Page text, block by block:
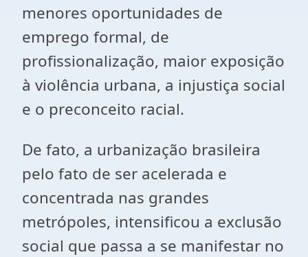
menores oportunidades de
emprego formal, de
profissionalização, maior exposição
à violência urbana, a injustiça social
e o preconceito racial.
De fato, a urbanização brasileira
pelo fato de ser acelerada e
concentrada nas grandes
metrópoles, intensificou a exclusão
social que passa a se manifestar no